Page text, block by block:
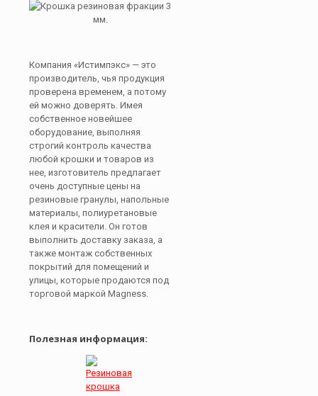
Компания «Истимпэкс» — это
производитель, чья продукция
проверена временем, а потому
ей можно доверять. Имея
собственное новейшее
оборудование, выполняя
строгий контроль качества
любой крошки и товаров из
нее, изготовитель предлагает
очень доступные цены на
резиновые гранулы, напольные
материалы, полиуретановые
клея и красители. Он готов
выполнить доставку заказа, а
также монтаж собственных
покрытий для помещений и
улицы, которые продаются под
торговой маркой Magness.
Полезная информация: